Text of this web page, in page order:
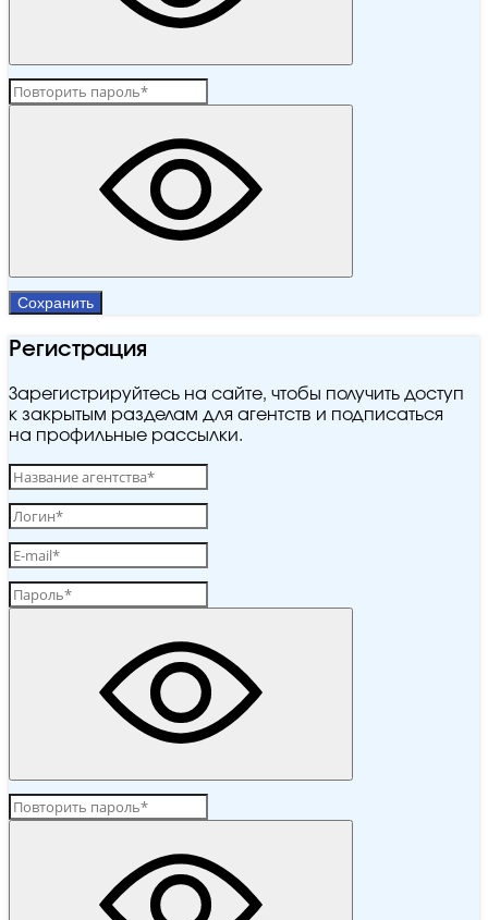
Сохранить
Регистрация
Зарегистрируйтесь на сайте, чтобы получить доступ
к закрытым разделам для агентств и подписаться
на профильные рассылки.